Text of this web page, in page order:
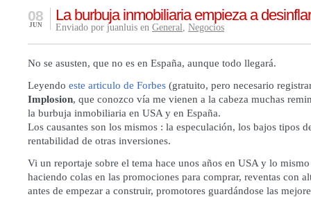
La burbuja inmobiliaria empieza a
08
JUN Enviado por juanluis en General, Negocios
No se asusten, que no es en España, aunque todo llegará.
Leyendo este articulo de Forbes (gratuito, pero necesario
Implosion, que conozco vía me vienen a la cabeza muchas
la burbuja inmobiliaria en USA y en España.
Los causantes son los mismos : la especulación, los bajos tipos
rentabilidad de otras inversiones.
Vi un reportaje sobre el tema hace unos años en USA y lo
haciendo colas en las promociones para comprar, reventas con
antes de empezar a construir, promotores guardándose las